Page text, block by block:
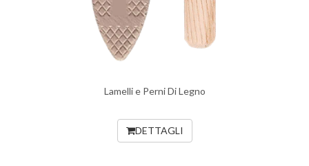
Lamelli e Perni Di Legno
DETTAGLI